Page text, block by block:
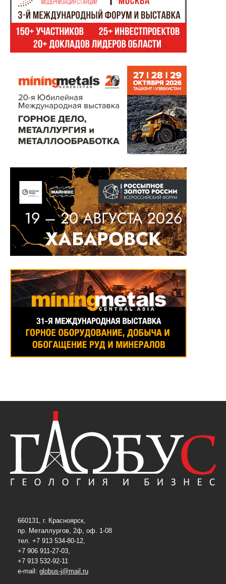
660131, г. Красноярск,
пр. Металлургов, 2ф, оф. 1-08
тел. +7 913 534-80-12,
+7 906 911-27-03,
+7 913 532-92-11
e-mail: globus-j@mail.ru